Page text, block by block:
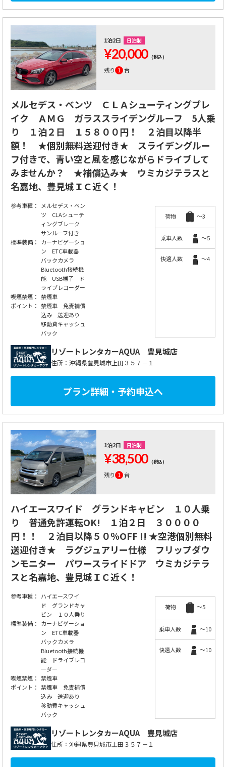
1泊2日 日泊制
¥20,000 (税込)
残り 1 台
メルセデス・ベンツ ＣＬＡシューティングブレ
イク ＡＭＧ ガラススライデングルーフ 5人乗
り １泊２日 １５８００円！ ２泊目以降半
額！ ★個別無料送迎付き★ スライデングルー
フ付きで、青い空と風を感じながらドライブして
みませんか？ ★補償込み★ ウミカジテラスと
名嘉地、豊見城ＩＣ近く！
参考車種：
メルセデス・ベン
ツ CLAシューテ
ィングブレーク
サンルーフ付き
標準装備：
カーナビゲーショ
ン ETC車載器
バックカメラ
Bluetooth接続機
能 USB端子 ド
ライブレコーダー
喫煙禁煙： 禁煙車
ポイント： 禁煙車 免責補償
込み 送迎あり
移動費キャッシュ
バック
荷物 ～3
乗車人数 ～5
快適人数 ～4
リゾートレンタカーAQUA 豊見城店
住所：沖縄県豊見城市上田３５７－１
プラン詳細・予約申込へ
1泊2日 日泊制
¥38,500 (税込)
残り 1 台
ハイエースワイド グランドキャビン １０人乗
り 普通免許運転OK! １泊２日 ３００００
円！！ ２泊目以降５０％OFF !! ★空港個別無料
送迎付き★ ラグジュアリー仕様 フリップダウ
ンモニター パワースライドドア ウミカジテラ
スと名嘉地、豊見城ＩＣ近く！
参考車種：
ハイエースワイ
ド グランドキャ
ビン １０人乗り
標準装備：
カーナビゲーショ
ン ETC車載器
バックカメラ
Bluetooth接続機
能 ドライブレコ
ーダー
喫煙禁煙： 禁煙車
ポイント： 禁煙車 免責補償
込み 送迎あり
移動費キャッシュ
バック
荷物 ～5
乗車人数 ～10
快適人数 ～10
リゾートレンタカーAQUA 豊見城店
住所：沖縄県豊見城市上田３５７－１